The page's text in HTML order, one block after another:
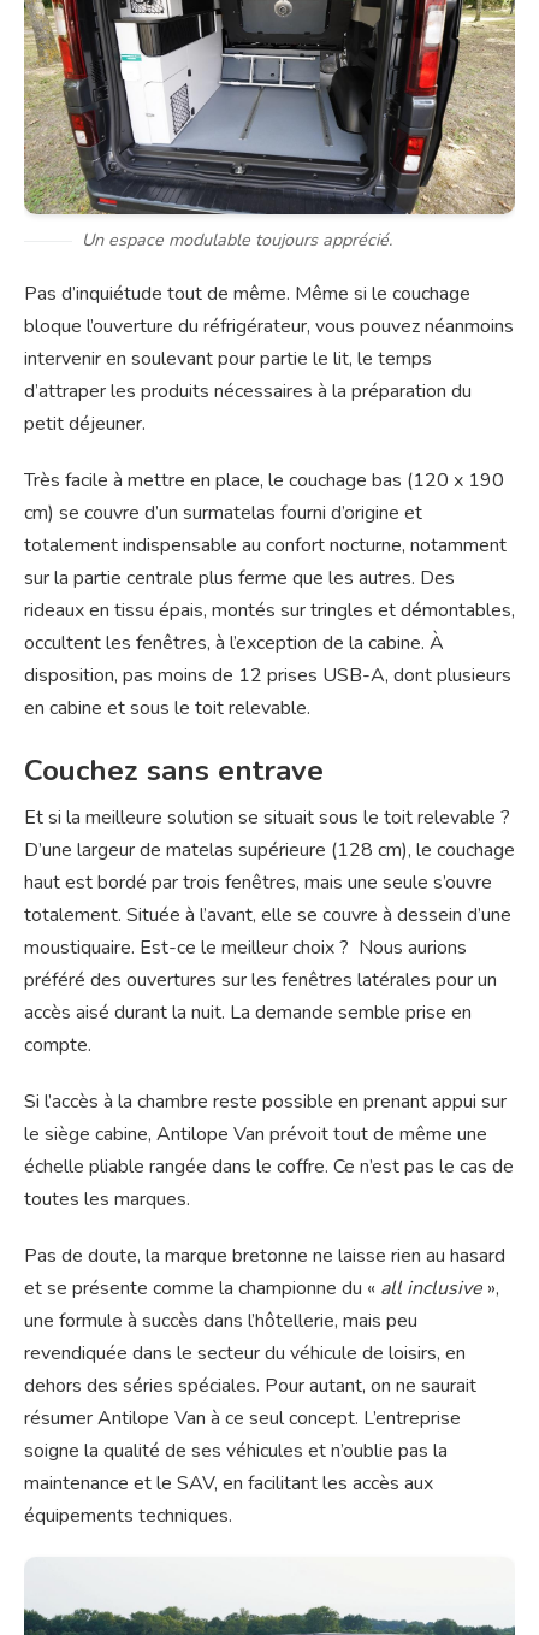
Un espace modulable toujours apprécié.
Pas d’inquiétude tout de même. Même si le couchage
bloque l’ouverture du réfrigérateur, vous pouvez néanmoins
intervenir en soulevant pour partie le lit, le temps
d’attraper les produits nécessaires à la préparation du
petit déjeuner.
Très facile à mettre en place, le couchage bas (120 x 190
cm) se couvre d’un surmatelas fourni d’origine et
totalement indispensable au confort nocturne, notamment
sur la partie centrale plus ferme que les autres. Des
rideaux en tissu épais, montés sur tringles et démontables,
occultent les fenêtres, à l’exception de la cabine. À
disposition, pas moins de 12 prises USB-A, dont plusieurs
en cabine et sous le toit relevable.
Couchez sans entrave
Et si la meilleure solution se situait sous le toit relevable ?
D’une largeur de matelas supérieure (128 cm), le couchage
haut est bordé par trois fenêtres, mais une seule s’ouvre
totalement. Située à l’avant, elle se couvre à dessein d’une
moustiquaire. Est-ce le meilleur choix ? Nous aurions
préféré des ouvertures sur les fenêtres latérales pour un
accès aisé durant la nuit. La demande semble prise en
compte.
Si l’accès à la chambre reste possible en prenant appui sur
le siège cabine, Antilope Van prévoit tout de même une
échelle pliable rangée dans le coffre. Ce n’est pas le cas de
toutes les marques.
Pas de doute, la marque bretonne ne laisse rien au hasard
et se présente comme la championne du « all inclusive »,
une formule à succès dans l’hôtellerie, mais peu
revendiquée dans le secteur du véhicule de loisirs, en
dehors des séries spéciales. Pour autant, on ne saurait
résumer Antilope Van à ce seul concept. L’entreprise
soigne la qualité de ses véhicules et n’oublie pas la
maintenance et le SAV, en facilitant les accès aux
équipements techniques.